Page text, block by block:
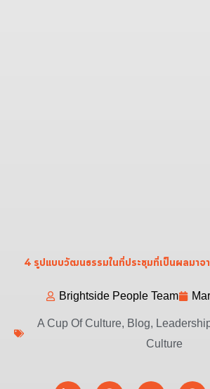
4 รูปแบบวัฒนธรรมในที่ประชุมที่เป็นผลมา
Brightside People Team
A Cup Of Culture, Blog,
Culture
Linkedin-FacebookYoutube